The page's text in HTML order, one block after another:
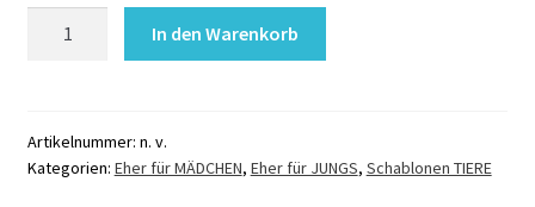
Menge
In den Warenkorb
Artikelnummer: n. v.
Kategorien: Eher für MÄDCHEN, Eher für JUNGS, Schablonen TIERE